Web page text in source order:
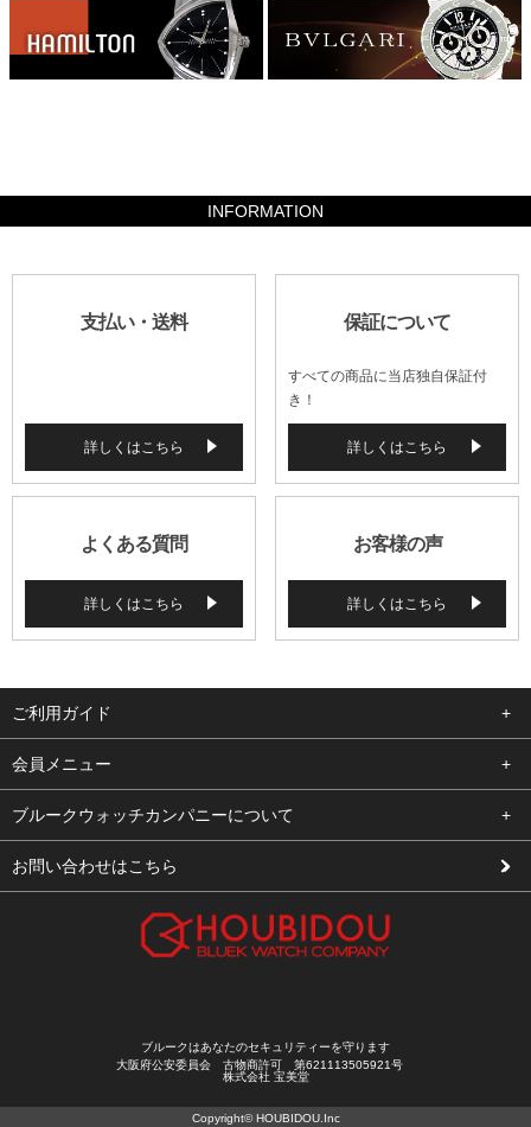
INFORMATION
支払い・送料
詳しくはこちら
保証について
すべての商品に当店独自保証付
き！
詳しくはこちら
よくある質問
詳しくはこちら
お客様の声
詳しくはこちら
ご利用ガイド
よくある質問
支払い・送料
修理依頼
会員メニュー
ログイン
お気に入り
ブルークウォッチカンパニーについて
会社概要
お問い合わせはこちら
ブルークはあなたのセキュリティーを守ります
大阪府公安委員会 古物商許可 第621113505921号
株式会社 宝美堂
Copyright© HOUBIDOU.Inc